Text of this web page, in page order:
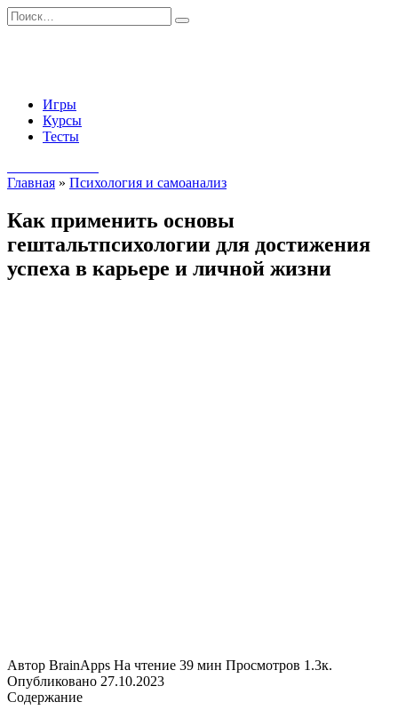
Перейти
к
Search
for:
Игры
Курсы
Тесты
Главная » Психология и самоанализ
Как применить основы
гештальтпсихологии для достижения
успеха в карьере и личной жизни
Автор BrainApps На чтение 39 мин Просмотров 1.3к.
Опубликовано 27.10.2023
Содержание